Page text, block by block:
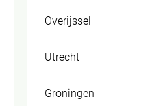
Overijssel
Utrecht
Groningen